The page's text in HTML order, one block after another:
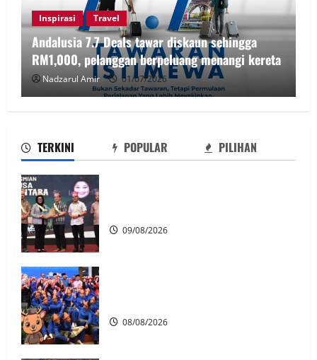
Inspirasi Travel
Andalusia 7.7 Deals tawar diskaun sehingga
RM1,000, pelanggan berpeluang menangi kereta
Nadzarul Amir 01/07/2026
TERKINI POPULAR PILIHAN
09/08/2026
08/08/2026